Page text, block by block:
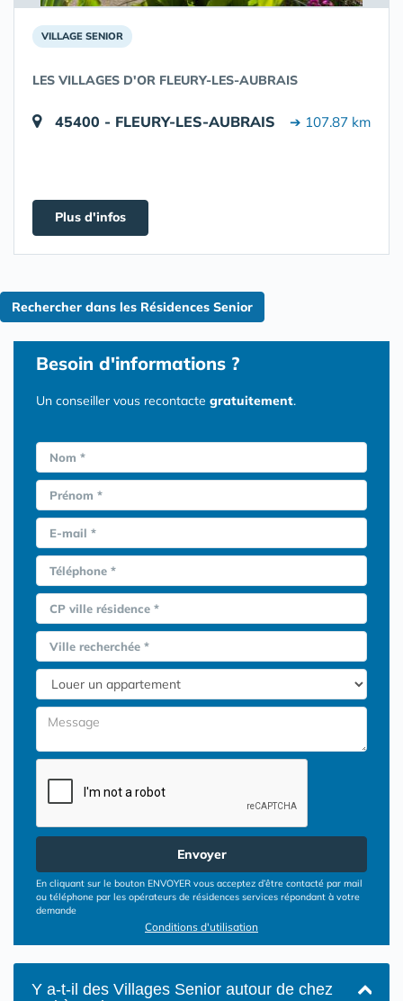
VILLAGE SENIOR
LES VILLAGES D'OR FLEURY-LES-AUBRAIS
45400 - FLEURY-LES-AUBRAIS ➔ 107.87 km
Plus d'infos
Rechercher dans les Résidences Senior
Besoin d'informations ?
Un conseiller vous recontacte gratuitement.
Nom *
Prénom *
E-mail *
Téléphone *
CP ville résidence *
Ville recherchée *
Envoyer
En cliquant sur le bouton ENVOYER vous acceptez d’être contacté par mail
ou téléphone par les opérateurs de résidences services répondant à votre
demande
Conditions d'utilisation
Y a-t-il des Villages Senior autour de chez